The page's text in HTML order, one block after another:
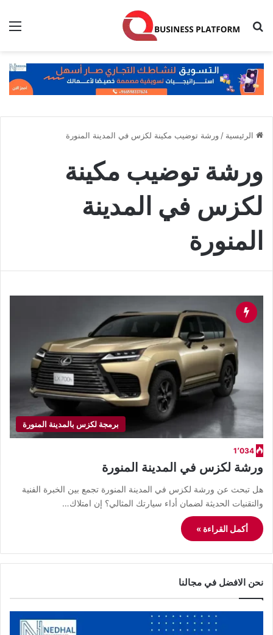
بحث عن
الرئيسية / ورشة توضيب مكينة لكزس في المدينة المنورة
ورشة توضيب مكينة
لكزس في المدينة
المنورة
برمجة لكزس بالمدينة المنورة
1٬034
ورشة لكزس في المدينة المنورة
هل تبحث عن ورشة لكزس في المدينة المنورة تجمع بين الخبرة الفنية
والتقنيات الحديثة لضمان أداء سيارتك المثالي؟ إن امتلاك…
أكمل القراءة »
نحن الافضل في مجالنا